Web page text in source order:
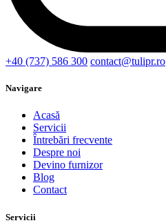
+40 (737) 586 300 contact@tulipr.ro
Navigare
Acasă
Servicii
Întrebări frecvente
Despre noi
Devino furnizor
Blog
Contact
Servicii